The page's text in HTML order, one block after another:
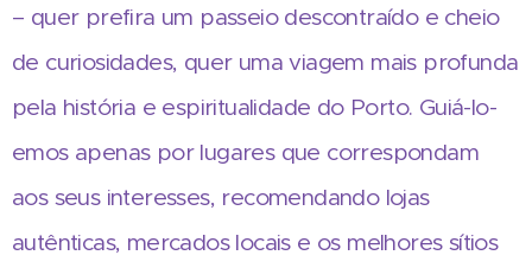
– quer prefira um passeio descontraído e cheio
de curiosidades, quer uma viagem mais profunda
pela história e espiritualidade do Porto. Guiá-lo-
emos apenas por lugares que correspondam
aos seus interesses, recomendando lojas
autênticas, mercados locais e os melhores sítios